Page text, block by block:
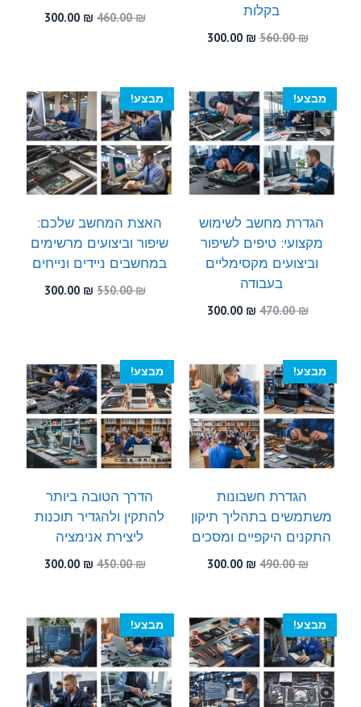
בקלות
560.00₪
המחיר
300.00 ₪
300.00 ₪.
460.00₪
המחיר
300.00 ₪
המחיר
מבצע!
הגדרת מחשב לשימוש
מקצועי: טיפים לשיפור
וביצועים מקסימליים
בעבודה
470.00₪
המחיר
470.00 ₪.
300.00 ₪
300.00 ₪.
מבצע!
האצת המחשב שלכם:
שיפור וביצועים מרשימים
במחשבים ניידים ונייחים
550.00₪
המחיר
300.00 ₪
המחיר
מבצע!
הגדרת חשבונות
משתמשים בתהליך תיקון
התקנים היקפיים ומסכים
490.00₪
המחיר
490.00 ₪.
300.00 ₪
300.00 ₪.
מבצע!
הדרך הטובה ביותר
להתקין ולהגדיר תוכנות
ליצירת אנימציה
450.00₪
המחיר
300.00 ₪
המחיר
מבצע! מבצע!